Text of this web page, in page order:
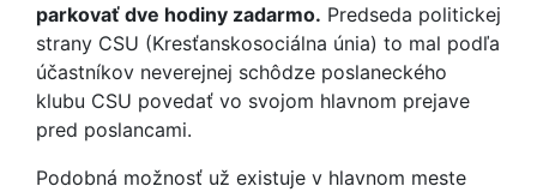
parkovať dve hodiny zadarmo. Predseda politickej
strany CSU (Kresťanskosociálna únia) to mal podľa
účastníkov neverejnej schôdze poslaneckého
klubu CSU povedať vo svojom hlavnom prejave
pred poslancami.
Podobná možnosť už existuje v hlavnom meste